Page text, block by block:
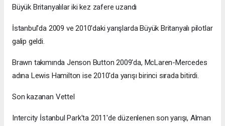
Büyük Britanyalılar iki kez zafere uzandı
İstanbul'da 2009 ve 2010'daki yarışlarda Büyük Britanyalı pilotlar
galip geldi.
Brawn takımında Jenson Button 2009'da, McLaren-Mercedes
adına Lewis Hamilton ise 2010'da yarışı birinci sırada bitirdi.
Son kazanan Vettel
Intercity İstanbul Park'ta 2011'de düzenlenen son yarışı, Alman